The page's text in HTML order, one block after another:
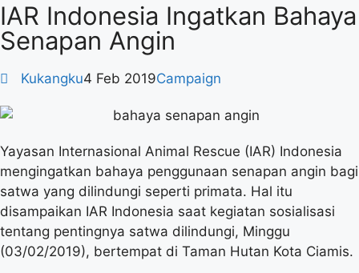
IAR Indonesia Ingatkan Bahaya
Senapan Angin
Kukangku4 Feb 2019Campaign
Yayasan Internasional Animal Rescue (IAR) Indonesia
mengingatkan bahaya penggunaan senapan angin bagi
satwa yang dilindungi seperti primata. Hal itu
disampaikan IAR Indonesia saat kegiatan sosialisasi
tentang pentingnya satwa dilindungi, Minggu
(03/02/2019), bertempat di Taman Hutan Kota Ciamis.